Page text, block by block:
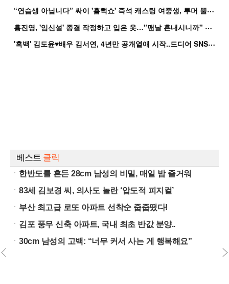
“
연습생 아닙니다” 싸이 '흠뻑쇼' 즉석 캐스팅 여중생, 루머 뿔났다[Oh!쎈 이...
홍
진영, '임신설' 종결 작정하고 입은 옷…"맨날 혼내시니까" 억울
'
흑백' 김도윤♥배우 김서연, 4년만 공개열애 시작..드디어 SNS에 노출 [핫피...